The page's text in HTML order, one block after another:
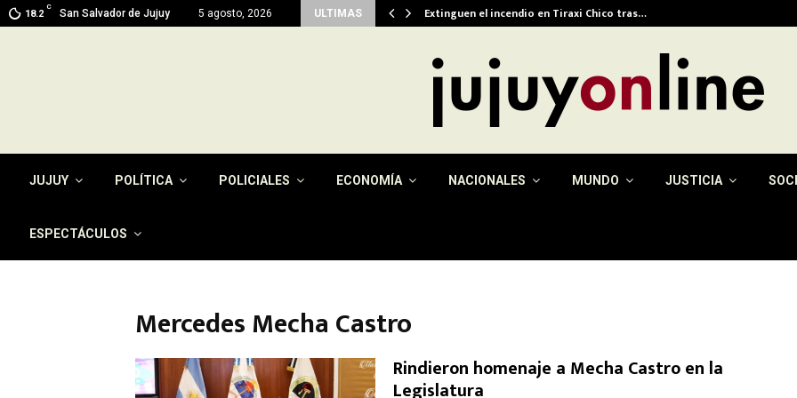
18.2
C
San Salvador de Jujuy 5 agosto, 2026 ULTIMAS
en Jujuy: prevén máximas de 26… Extinguen el incendio en Tiraxi Chico tras…
JUJUY POLÍTICA POLICIALES ECONOMÍA NACIONALES MUNDO JUSTICIA
ESPECTÁCULOS
Mercedes Mecha Castro
Rindieron homenaje a Mecha Castro en la
Legislatura